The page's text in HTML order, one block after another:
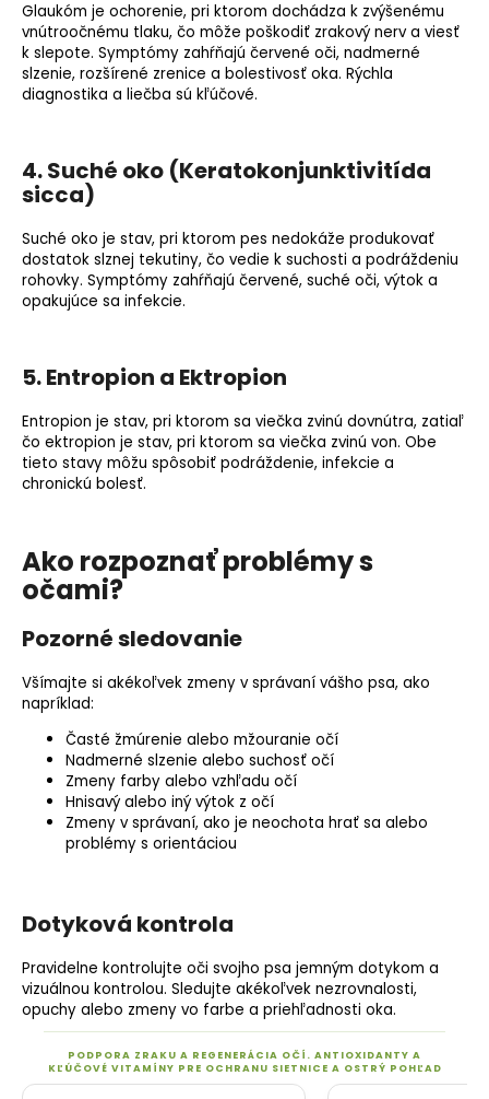
Glaukóm je ochorenie, pri ktorom dochádza k zvýšenému
vnútroočnému tlaku, čo môže poškodiť zrakový nerv a viesť
k slepote. Symptómy zahŕňajú červené oči, nadmerné
slzenie, rozšírené zrenice a bolestivosť oka. Rýchla
diagnostika a liečba sú kľúčové.
4. Suché oko (Keratokonjunktivitída
sicca)
Suché oko je stav, pri ktorom pes nedokáže produkovať
dostatok slznej tekutiny, čo vedie k suchosti a podráždeniu
rohovky. Symptómy zahŕňajú červené, suché oči, výtok a
opakujúce sa infekcie.
5. Entropion a Ektropion
Entropion je stav, pri ktorom sa viečka zvinú dovnútra, zatiaľ
čo ektropion je stav, pri ktorom sa viečka zvinú von. Obe
tieto stavy môžu spôsobiť podráždenie, infekcie a
chronickú bolesť.
Ako rozpoznať problémy s
očami?
Pozorné sledovanie
Všímajte si akékoľvek zmeny v správaní vášho psa, ako
napríklad:
Časté žmúrenie alebo mžouranie očí
Nadmerné slzenie alebo suchosť očí
Zmeny farby alebo vzhľadu očí
Hnisavý alebo iný výtok z očí
Zmeny v správaní, ako je neochota hrať sa alebo
problémy s orientáciou
Dotyková kontrola
Pravidelne kontrolujte oči svojho psa jemným dotykom a
vizuálnou kontrolou. Sledujte akékoľvek nezrovnalosti,
opuchy alebo zmeny vo farbe a priehľadnosti oka.